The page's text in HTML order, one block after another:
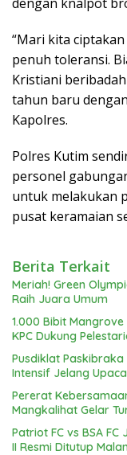
“Mari kita
penuh toleransi.
Kristiani
tahun baru
Kapolres.
Polres Kutim
personel
untuk melakukan
pusat keramaian
Berita Terkait
Meriah! Green
Raih Juara Umum
1.000 Bibit
KPC Dukung
Pusdiklat Paskibraka
Intensif Jelang
Pererat
Mangkalihat Gelar
Patriot FC vs BSA
II Resmi Ditutup